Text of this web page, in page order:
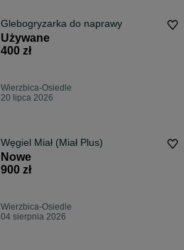
Glebogryzarka do naprawy
Używane
400 zł
Wierzbica-Osiedle
20 lipca 2026
Węgiel Miał (Miał Plus)
Nowe
900 zł
Wierzbica-Osiedle
04 sierpnia 2026